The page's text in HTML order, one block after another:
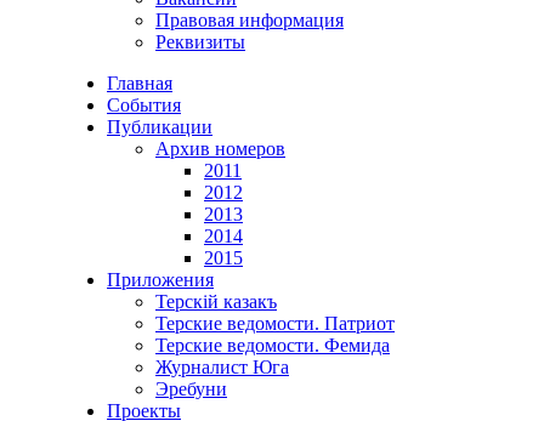
Правовая информация
Реквизиты
Главная
События
Публикации
Архив номеров
2011
2012
2013
2014
2015
Приложения
Терскiй казакъ
Терские ведомости. Патриот
Терские ведомости. Фемида
Журналист Юга
Эребуни
Проекты